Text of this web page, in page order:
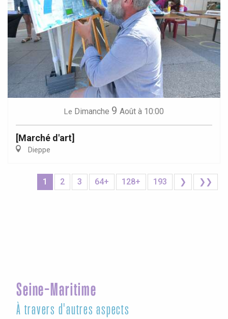
Le Dimanche 9 Août à 10:00
[Marché d'art]
Dieppe
1 2 3 64+ 128+ 193 ❯ ❯❯
Seine-Maritime
À travers d'autres aspects